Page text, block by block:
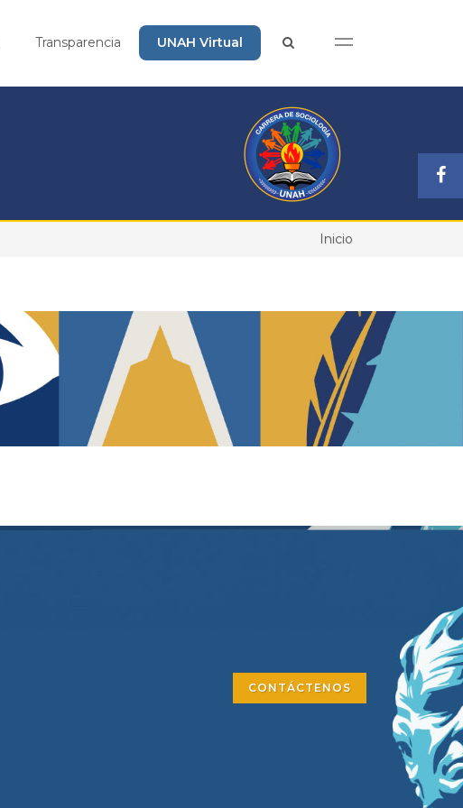
Transparencia UNAH Virtual
Inicio
CONTÁCTENOS